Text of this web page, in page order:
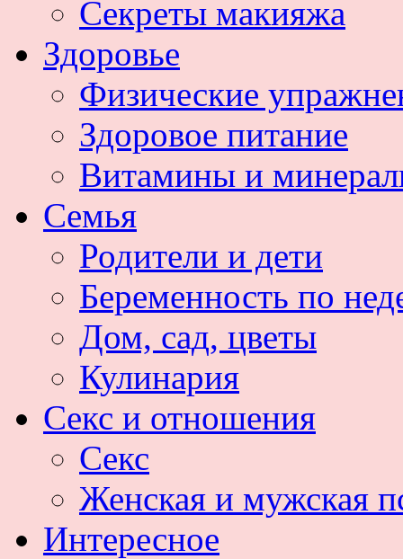
Секреты макияжа
Здоровье
Физические
Здоровое питание
Витамины и
Семья
Родители и дети
Беременность по
Дом, сад, цветы
Кулинария
Секс и отношения
Секс
Женская и мужская
Интересное